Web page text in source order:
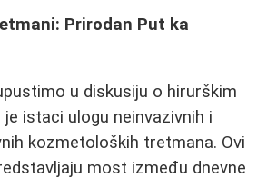
Prirodan Put ka
u diskusiju o hirurškim
istaci ulogu neinvazivnih i
kozmetoloških tretmana. Ovi
most između dnevne